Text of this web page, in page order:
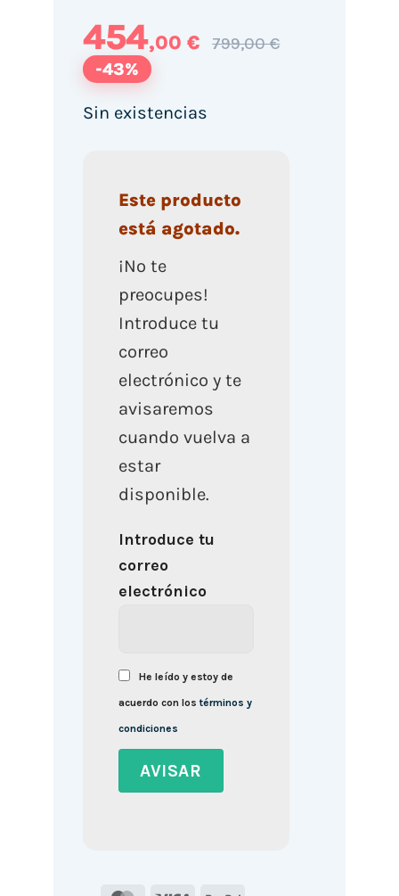
454,00 € 799,00 €
-43%
Sin existencias
Este producto
está agotado.
¡No te
preocupes!
Introduce tu
correo
electrónico y te
avisaremos
cuando vuelva a
estar
disponible.
Introduce tu
correo
electrónico
He leído y estoy de
acuerdo con lostérminos y
condiciones